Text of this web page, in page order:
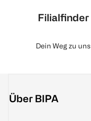
Filialfinder
Dein Weg zu uns
Über BIPA